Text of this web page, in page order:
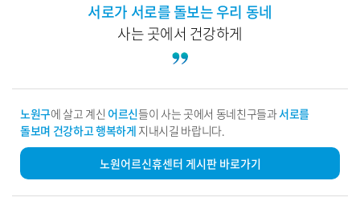
서로가 서로를 돌보는 우리 동네
사는 곳에서 건강하게
노원구에 살고 계신 어르신들이 사는 곳에서 동네친구들과서로를
돌보며 건강하고 행복하게 지내시길 바랍니다.
노원어르신휴센터 게시판 바로가기